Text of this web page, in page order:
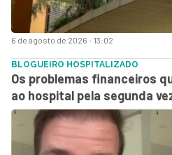
6 de agosto de 2026 - 13:02
BLOGUEIRO HOSPITALIZADO
Os problemas financeiros
ao hospital pela segunda